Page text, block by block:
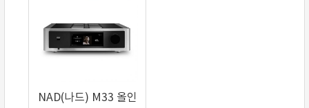
NAD(나드) M33 올인